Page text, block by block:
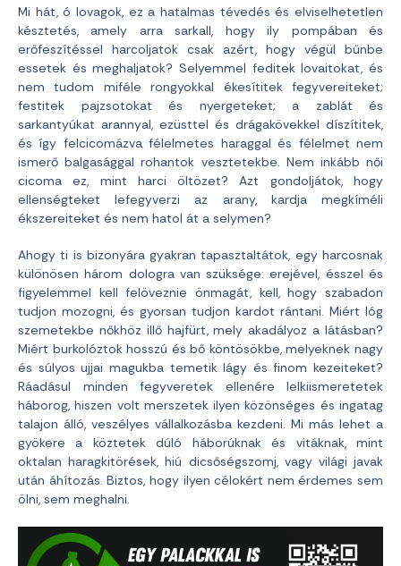
Mi hát, ó lovagok, ez a hatalmas tévedés és elviselhetetlen
késztetés, amely arra sarkall, hogy ily pompában és
erőfeszítéssel harcoljatok csak azért, hogy végül bűnbe
essetek és meghaljatok? Selyemmel feditek lovaitokat, és
nem tudom miféle rongyokkal ékesítitek fegyvereiteket;
festitek pajzsotokat és nyergeteket; a zablát és
sarkantyúkat arannyal, ezüsttel és drágakövekkel díszítitek,
és így felcicomázva félelmetes haraggal és félelmet nem
ismerő balgasággal rohantok vesztetekbe. Nem inkább női
cicoma ez, mint harci öltözet? Azt gondoljátok, hogy
ellenségteket lefegyverzi az arany, kardja megkíméli
ékszereiteket és nem hatol át a selymen?
Ahogy ti is bizonyára gyakran tapasztaltátok, egy harcosnak
különösen három dologra van szüksége: erejével, ésszel és
figyelemmel kell felöveznie önmagát, kell, hogy szabadon
tudjon mozogni, és gyorsan tudjon kardot rántani. Miért lóg
szemetekbe nőkhöz illő hajfürt, mely akadályoz a látásban?
Miért burkolóztok hosszú és bő köntösökbe, melyeknek nagy
és súlyos ujjai magukba temetik lágy és finom kezeiteket?
Ráadásul minden fegyveretek ellenére lelkiismeretetek
háborog, hiszen volt merszetek ilyen közönséges és ingatag
talajon álló, veszélyes vállalkozásba kezdeni. Mi más lehet a
gyökere a köztetek dúló háborúknak és vitáknak, mint
oktalan haragkitörések, hiú dicsőségszomj, vagy világi javak
után áhítozás. Biztos, hogy ilyen célokért nem érdemes sem
ölni, sem meghalni.